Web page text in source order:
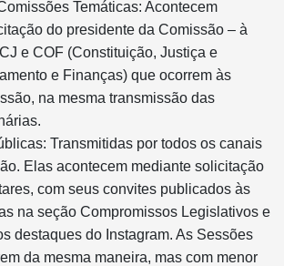
Temáticas: Acontecem
do presidente da Comissão – à
e COF (Constituição, Justiça e
e Finanças) que ocorrem às
na mesma transmissão das
Transmitidas por todos os canais
Elas acontecem mediante solicitação
com seus convites publicados às
na seção Compromissos Legislativos e
destaques do Instagram. As Sessões
da mesma maneira, mas com menor